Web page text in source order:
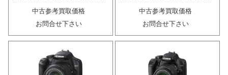
中古参考買取価格
お問合せ下さい
中古参考買取価格
お問合せ下さい